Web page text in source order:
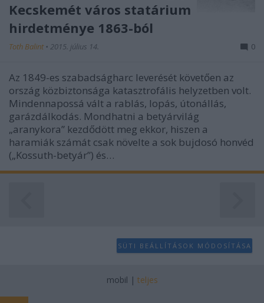
Kecskemét város statárium
hirdetménye 1863-ból
Toth Balint • 2015. július 14. 0
Az 1849-es szabadságharc leverését követően az
ország közbiztonsága katasztrofális helyzetben volt.
Mindennapossá vált a rablás, lopás, útonállás,
garázdálkodás. Mondhatni a betyárvilág
„aranykora” kezdődött meg ekkor, hiszen a
haramiák számát csak növelte a sok bujdosó honvéd
(„Kossuth-betyár”) és…
SÜTI BEÁLLÍTÁSOK MÓDOSÍTÁSA
mobil | teljes